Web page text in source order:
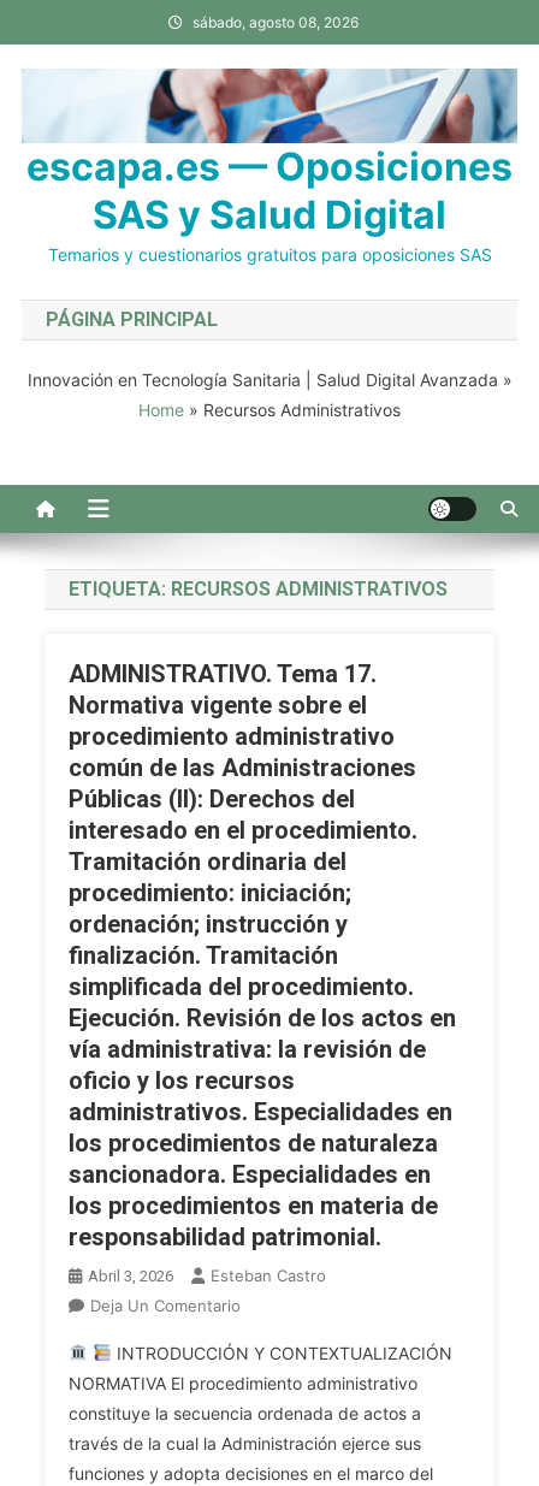
al
contenido
sábado, agosto 08, 2026
escapa.es — Oposiciones
SAS y Salud Digital
Temarios y cuestionarios gratuitos para oposiciones SAS
PÁGINA PRINCIPAL
Innovación en Tecnología Sanitaria | Salud Digital Avanzada »
Home » Recursos Administrativos
ETIQUETA: RECURSOS ADMINISTRATIVOS
ADMINISTRATIVO. Tema 17.
Normativa vigente sobre el
procedimiento administrativo
común de las Administraciones
Públicas (II): Derechos del
interesado en el procedimiento.
Tramitación ordinaria del
procedimiento: iniciación;
ordenación; instrucción y
finalización. Tramitación
simplificada del procedimiento.
Ejecución. Revisión de los actos en
vía administrativa: la revisión de
oficio y los recursos
administrativos. Especialidades en
los procedimientos de naturaleza
sancionadora. Especialidades en
los procedimientos en materia de
responsabilidad patrimonial.
Abril 3, 2026
Esteban Castro
Deja Un Comentario
Tema
17.
Normativa
Vigente
Sobre
INTRODUCCIÓN Y CONTEXTUALIZACIÓN
NORMATIVA El procedimiento administrativo
constituye la secuencia ordenada de actos a
través de la cual la Administración ejerce sus
funciones y adopta decisiones en el marco del